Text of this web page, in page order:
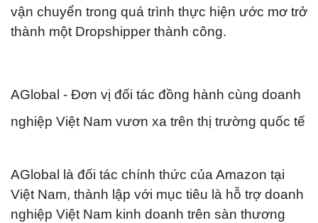
vận chuyển trong quá trình thực hiện ước mơ trở
thành một Dropshipper thành công.
AGlobal - Đơn vị đối tác đồng hành cùng doanh
nghiệp Việt Nam vươn xa trên thị trường quốc tế
AGlobal là đối tác chính thức của Amazon tại
Việt Nam, thành lập với mục tiêu là hỗ trợ doanh
nghiệp Việt Nam kinh doanh trên sàn thương